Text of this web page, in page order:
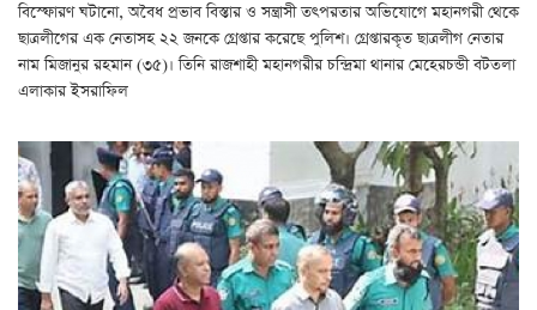
বিস্ফোরণ ঘটানো, অবৈধ প্রভাব বিস্তার ও সন্ত্রাসী তৎপরতার অভিযোগে মহানগরী থেকে
ছাত্রলীগের এক নেতাসহ ২২ জনকে গ্রেপ্তার করেছে পুলিশ। গ্রেপ্তারকৃত ছাত্রলীগ নেতার
নাম মিজানুর রহমান (৩৫)। তিনি রাজশাহী মহানগরীর চন্দ্রিমা থানার মেহেরচন্ডী বটতলা
এলাকার ইসরাফিল